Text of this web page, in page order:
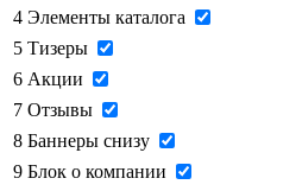
4 Элементы каталога
5 Тизеры
6 Акции
7 Отзывы
8 Баннеры снизу
9 Блок о компании